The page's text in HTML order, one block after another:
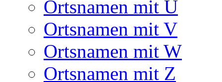
Ortsnamen mit U
Ortsnamen mit V
Ortsnamen mit W
Ortsnamen mit Z